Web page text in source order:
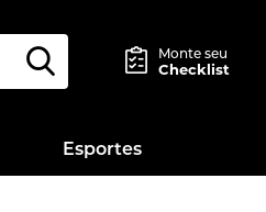
Monte seu
Checklist
Esportes